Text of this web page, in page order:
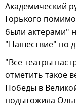
Академический
Горького
были актерами"
"Нашествие" по
"Все театры
отметить такое
Победы в
подытожила